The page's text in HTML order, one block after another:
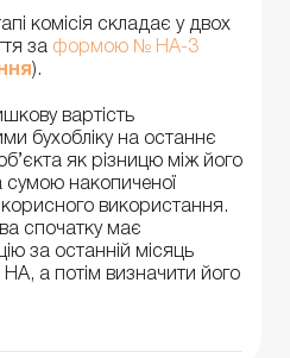
комісія складає у двох
за формою № НА-3
).
вартість
бухобліку на останнє
як різницю між його
сумою накопиченої
корисного використання.
спочатку має
за останній місяць
а потім визначити його